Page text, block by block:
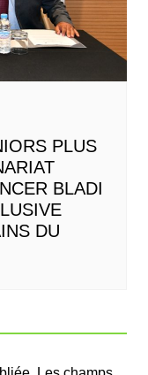
PLUS
BLADI
DU